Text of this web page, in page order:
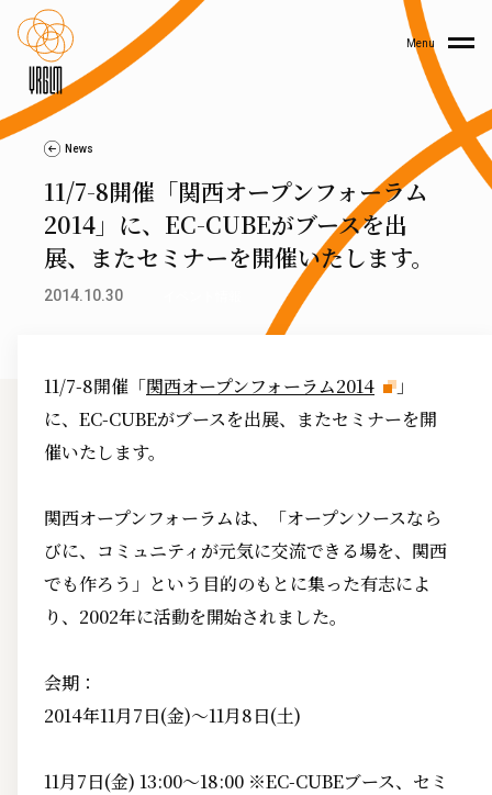
Menu
News
11/7-8開催「関西オープンフォーラム
2014」に、EC-CUBEがブースを出
展、またセミナーを開催いたします。
2014.10.30
11/7-8開催「関西オープンフォーラム2014
」
に、EC-CUBEがブースを出展、またセミナーを開
催いたします。
関西オープンフォーラムは、「オープンソースなら
びに、コミュニティが元気に交流できる場を、関西
でも作ろう」という目的のもとに集った有志によ
り、2002年に活動を開始されました。
会期：
2014年11月7日(金)～11月8日(土)
11月7日(金) 13:00～18:00 ※EC-CUBEブース、セミ